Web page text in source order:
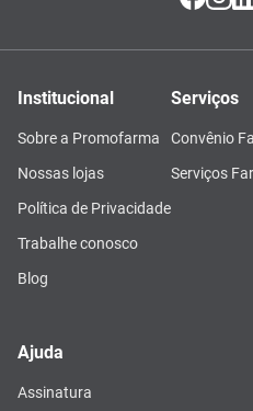
Institucional
Sobre a Promofarma
Nossas lojas
Política de Privacidade
Trabalhe conosco
Blog
Serviços
Convênio
Serviços
Ajuda
Assinatura